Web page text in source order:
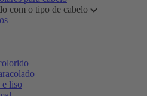
com o tipo de cabelo
liso